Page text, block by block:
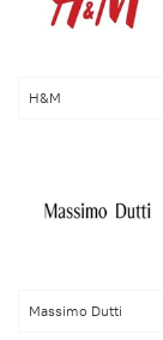
H&M
Massimo Dutti